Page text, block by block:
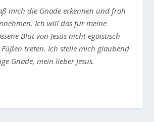
mich die Gnade erkennen und froh
Ich will das für meine
Blut von Jesus nicht egoistisch
treten. Ich stelle mich glaubend
Gnade, mein lieber Jesus.